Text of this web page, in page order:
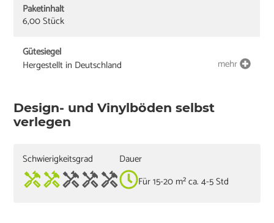
Paketinhalt
6,00 Stück
Gütesiegel
Hergestellt in Deutschland
mehr
Design- und Vinylböden selbst
verlegen
Schwierigkeitsgrad
Dauer
Für 15-20 m² ca. 4-5 Std